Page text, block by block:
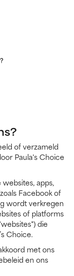
of verzameld
Paula's Choice
apps,
Facebook of
wordt verkregen
of platforms
die
Choice.
met ons
en ons